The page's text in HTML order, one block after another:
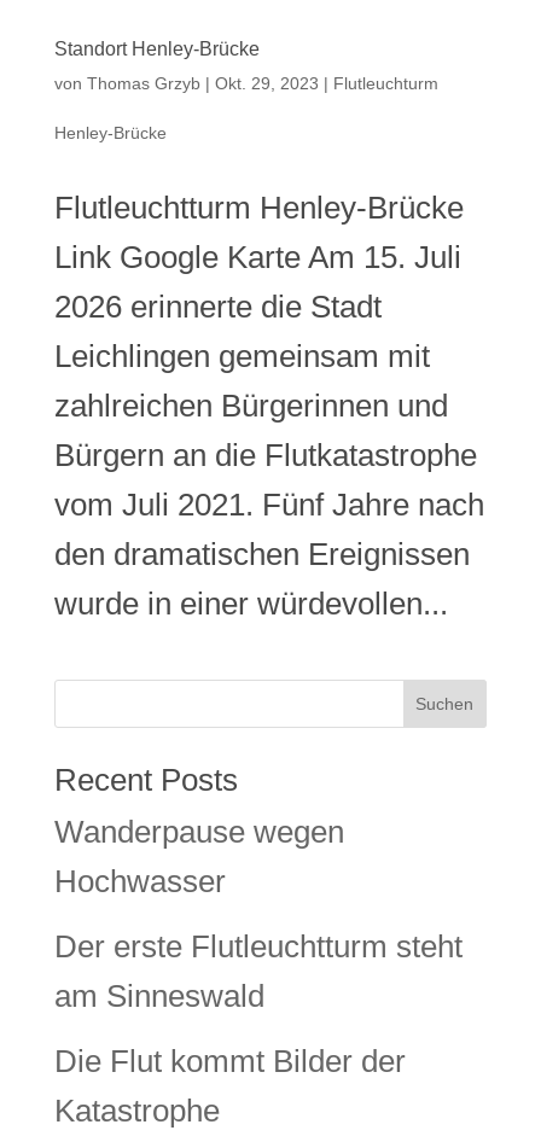
Standort Henley-Brücke
von Thomas Grzyb| Okt. 29, 2023 | Flutleuchturm
Henley-Brücke
Flutleuchtturm Henley-Brücke
Link Google Karte Am 15. Juli
2026 erinnerte die Stadt
Leichlingen gemeinsam mit
zahlreichen Bürgerinnen und
Bürgern an die Flutkatastrophe
vom Juli 2021. Fünf Jahre nach
den dramatischen Ereignissen
wurde in einer würdevollen...
Suchen
Recent Posts
Wanderpause wegen
Hochwasser
Der erste Flutleuchtturm steht
am Sinneswald
Die Flut kommt Bilder der
Katastrophe